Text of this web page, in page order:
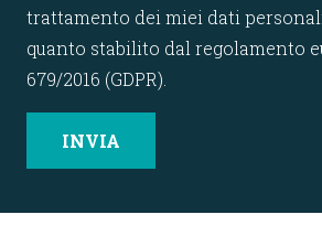
trattamento dei miei dati
quanto stabilito dal regolamento
679/2016 (GDPR).